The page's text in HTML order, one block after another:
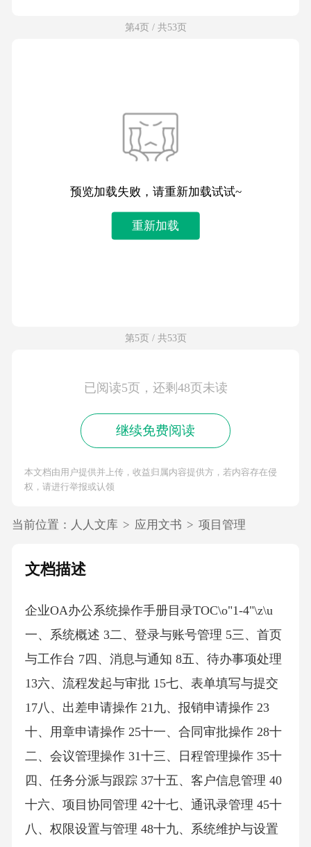
第4页 / 共53页
预览加载失败，请重新加载试试~
重新加载
第5页 / 共53页
已阅读5页，还剩48页未读
继续免费阅读
本文档由用户提供并上传，收益归属内容提供方，若内容存在侵
权，请进行举报或认领
当前位置： 人人文库 > 应用文书 > 项目管理
文档描述
企业OA办公系统操作手册目录TOC\o"1-4"\z\u
一、系统概述 3二、登录与账号管理 5三、首页
与工作台 7四、消息与通知 8五、待办事项处理
13六、流程发起与审批 15七、表单填写与提交
17八、出差申请操作 21九、报销申请操作 23
十、用章申请操作 25十一、合同审批操作 28十
二、会议管理操作 31十三、日程管理操作 35十
四、任务分派与跟踪 37十五、客户信息管理 40
十六、项目协同管理 42十七、通讯录管理 45十
八、权限设置与管理 48十九、系统维护与设置